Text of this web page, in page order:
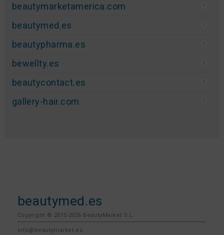
beautymarketamerica.com
beautymed.es
beautypharma.es
bewellty.es
beautycontact.es
gallery-hair.com
beautymed.es
Copyright © 2015-2026 BeautyMarket S.L.
info@beautymarket.es